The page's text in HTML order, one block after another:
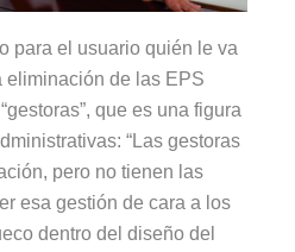
para el usuario quién le va
eliminación de las EPS
que es una figura
“Las gestoras
pero no tienen las
esa gestión de cara a los
dentro del diseño del